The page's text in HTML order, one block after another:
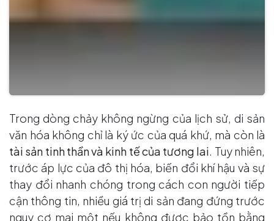
Trong dòng chảy không ngừng của lịch sử, di sản
văn hóa không chỉ là ký ức của quá khứ, mà còn là
tài sản tinh thần và kinh tế của tương lai. Tuy nhiên,
trước áp lực của đô thị hóa, biến đổi khí hậu và sự
thay đổi nhanh chóng trong cách con người tiếp
cận thông tin, nhiều giá trị di sản đang đứng trước
nguy cơ mai một nếu không được bảo tồn bằng